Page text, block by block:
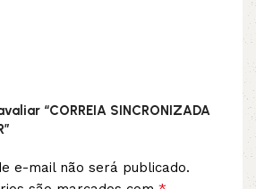
“CORREIA SINCRONIZADA
e-mail não será publicado.